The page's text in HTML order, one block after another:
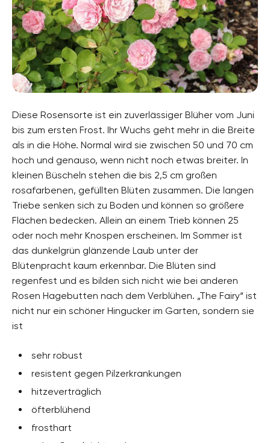
Diese Rosensorte ist ein zuverlässiger Blüher vom Juni
bis zum ersten Frost. Ihr Wuchs geht mehr in die Breite
als in die Höhe. Normal wird sie zwischen 50 und 70 cm
hoch und genauso, wenn nicht noch etwas breiter. In
kleinen Büscheln stehen die bis 2,5 cm großen
rosafarbenen, gefüllten Blüten zusammen. Die langen
Triebe senken sich zu Boden und können so größere
Flächen bedecken. Allein an einem Trieb können 25
oder noch mehr Knospen erscheinen. Im Sommer ist
das dunkelgrün glänzende Laub unter der
Blütenpracht kaum erkennbar. Die Blüten sind
regenfest und es bilden sich nicht wie bei anderen
Rosen Hagebutten nach dem Verblühen. „The Fairy“ ist
nicht nur ein schöner Hingucker im Garten, sondern sie
ist
sehr robust
resistent gegen Pilzerkrankungen
hitzeverträglich
öfterblühend
frosthart